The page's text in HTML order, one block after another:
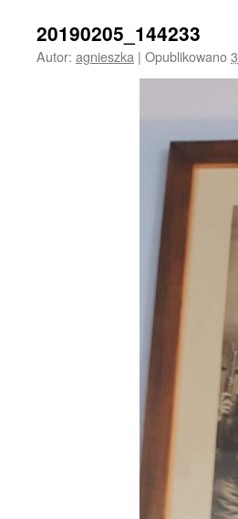
20190205_144233
Autor: agnieszka | Opublikowano